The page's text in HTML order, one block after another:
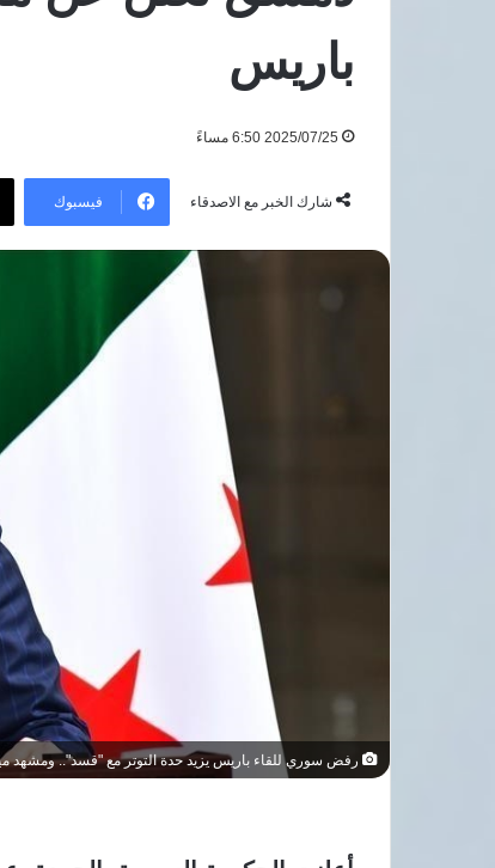
باريس
2025/07/25 6:50 مساءً
شارك الخبر مع الاصدقاء فيسبوك
رفض سوري للقاء باريس يزيد حدة التوتر مع "قسد".. ومشهد
صحة»
بالمجان